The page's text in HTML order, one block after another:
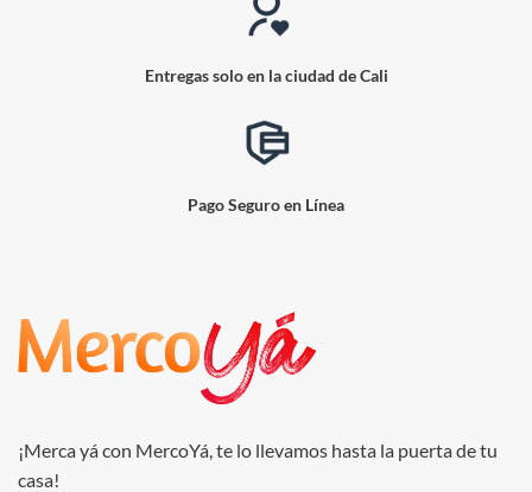
Entregas solo en la ciudad de Cali
Pago Seguro en Línea
¡Merca yá con MercoYá, te lo llevamos hasta la puerta de tu
casa!